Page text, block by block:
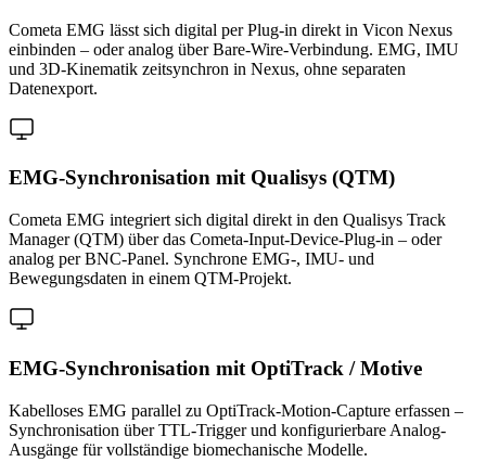
Cometa EMG lässt sich digital per Plug-in direkt in Vicon Nexus
einbinden – oder analog über Bare-Wire-Verbindung. EMG, IMU
und 3D-Kinematik zeitsynchron in Nexus, ohne separaten
Datenexport.
EMG-Synchronisation mit Qualisys (QTM)
Cometa EMG integriert sich digital direkt in den Qualisys Track
Manager (QTM) über das Cometa-Input-Device-Plug-in – oder
analog per BNC-Panel. Synchrone EMG-, IMU- und
Bewegungsdaten in einem QTM-Projekt.
EMG-Synchronisation mit OptiTrack / Motive
Kabelloses EMG parallel zu OptiTrack-Motion-Capture erfassen –
Synchronisation über TTL-Trigger und konfigurierbare Analog-
Ausgänge für vollständige biomechanische Modelle.